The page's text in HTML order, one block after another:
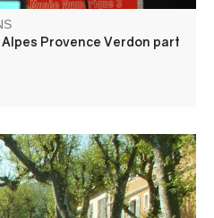
Provence Verdon part
sous ses platanes,
tout au long de
les étals pour un moment de